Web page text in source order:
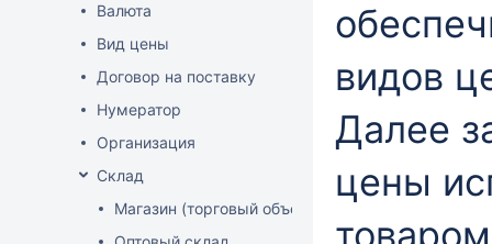
Валюта
Вид цены
Договор на поставку
Нумератор
Организация
Склад
Магазин (торговый объект)
видов
Далее
цены